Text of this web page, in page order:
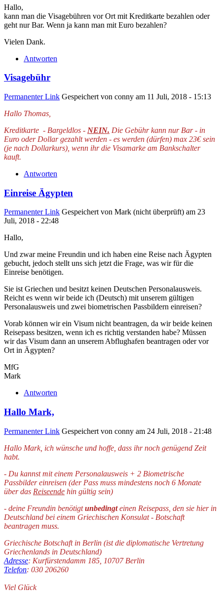
Hallo,
kann man die Visagebühren vor Ort mit Kreditkarte bezahlen oder
geht nur Bar. Wenn ja kann man mit Euro bezahlen?
Vielen Dank.
Antworten
Visagebühr
Permanenter Link Gespeichert von conny am 11 Juli, 2018 - 15:13
Hallo Thomas,
Kreditkarte - Bargeldlos - NEIN. Die Gebühr kann nur Bar - in
Euro oder Dollar gezahlt werden - es werden (dürfen) max 23€ sein
(je nach Dollarkurs), wenn ihr die Visamarke am Bankschalter
kauft.
Antworten
Einreise Ägypten
Permanenter Link Gespeichert von Mark (nicht überprüft) am 23
Juli, 2018 - 22:48
Hallo,
Und zwar meine Freundin und ich haben eine Reise nach Ägypten
gebucht, jedoch stellt uns sich jetzt die Frage, was wir für die
Einreise benötigen.
Sie ist Griechen und besitzt keinen Deutschen Personalausweis.
Reicht es wenn wir beide ich (Deutsch) mit unserem gültigen
Personalausweis und zwei biometrischen Passbildern einreisen?
Vorab können wir ein Visum nicht beantragen, da wir beide keinen
Reisepass besitzen, wenn ich es richtig verstanden habe? Müssen
wir das Visum dann an unserem Abflughafen beantragen oder vor
Ort in Ägypten?
MfG
Mark
Antworten
Hallo Mark,
Permanenter Link Gespeichert von conny am 24 Juli, 2018 - 21:48
Hallo Mark, ich wünsche und hoffe, dass ihr noch genügend Zeit
habt.
- Du kannst mit einem Personalausweis + 2 Biometrische
Passbilder einreisen (der Pass muss mindestens noch 6 Monate
über das Reiseende hin gültig sein)
- deine Freundin benötigtunbedingteinen Reisepass, den sie hier in
Deutschland bei einem Griechischen Konsulat - Botschaft
beantragen muss.
Griechische Botschaft in Berlin (ist die diplomatische Vertretung
Griechenlands in Deutschland)
Adresse: Kurfürstendamm 185, 10707 Berlin
Telefon: 030 206260
Viel Glück